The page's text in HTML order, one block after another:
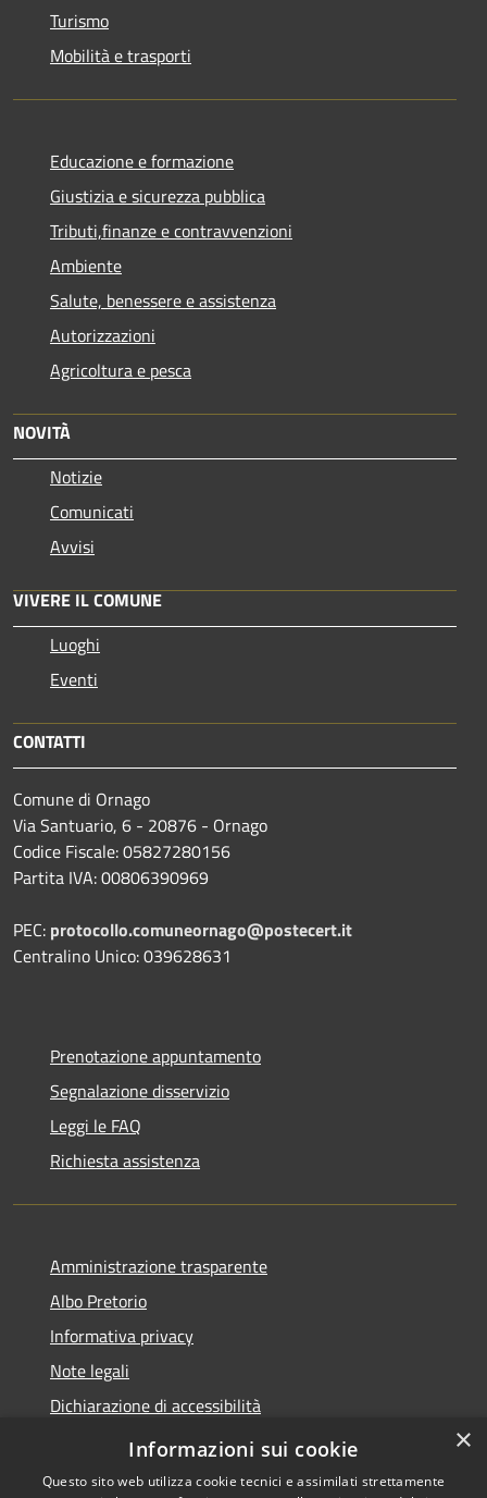
Turismo
Mobilità e trasporti
Educazione e formazione
Giustizia e sicurezza pubblica
Tributi,finanze e contravvenzioni
Ambiente
Salute, benessere e assistenza
Autorizzazioni
Agricoltura e pesca
NOVITÀ
Notizie
Comunicati
Avvisi
VIVERE IL COMUNE
Luoghi
Eventi
CONTATTI
Comune di Ornago
Via Santuario, 6 - 20876 - Ornago
Codice Fiscale: 05827280156
Partita IVA: 00806390969
PEC: protocollo.comuneornago@postecert.it
Centralino Unico: 039628631
Prenotazione appuntamento
Segnalazione disservizio
Leggi le FAQ
Richiesta assistenza
Amministrazione trasparente
Albo Pretorio
Informativa privacy
Note legali
Dichiarazione di accessibilità
Obiettivi di accessibilità
×
Informazioni sui cookie
Questo sito web utilizza cookie tecnici e assimilati strettamente